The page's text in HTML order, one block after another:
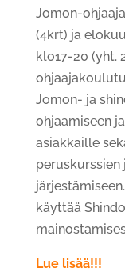
Jomon-
(4krt) ja
klo17-20 (yht.
Jomon- ja
ohjaamiseen
asiakkaille
käyttää
Lue lisää!!!